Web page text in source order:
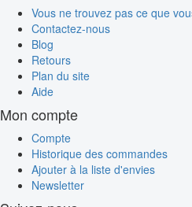
Vous ne trouvez pas ce que
Contactez-nous
Blog
Retours
Plan du site
Aide
Mon compte
Compte
Historique des commandes
Ajouter à la liste d'envies
Newsletter